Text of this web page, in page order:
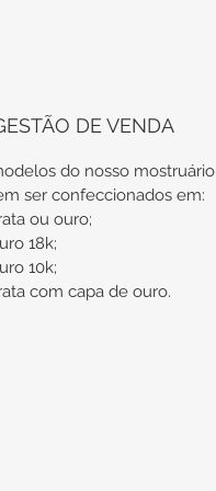
DE VENDA
do nosso mostruário
ser confeccionados em:
ou ouro;
18k;
10k;
com capa de ouro.